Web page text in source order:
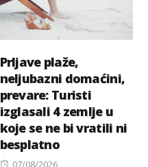
Prljave plaže,
neljubazni domaćini,
prevare: Turisti
izglasali 4 zemlje u
koje se ne bi vratili ni
besplatno
Posted
07/08/2026